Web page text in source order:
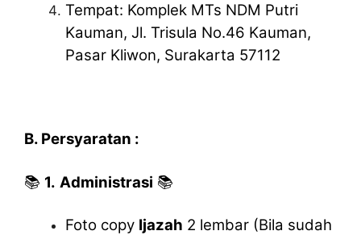
Tempat: Komplek MTs NDM Putri
Kauman, Jl. Trisula No.46 Kauman,
Pasar Kliwon, Surakarta 57112
B. Persyaratan :
📚 1. Administrasi 📚
Foto copy Ijazah 2 lembar (Bila sudah